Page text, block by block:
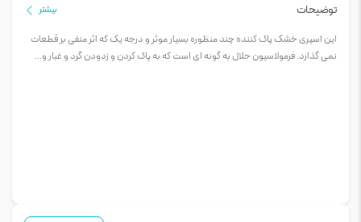
توضیحات بیشتر
این اسپری خشک پاک کننده چند منظوره بسیار موثر و درجه یک که اثر منفی بر قطعات
نمی گذارد. فرمولاسیون حلال به گونه ای است که به پاک کردن و زدودن گرد و غبار و…